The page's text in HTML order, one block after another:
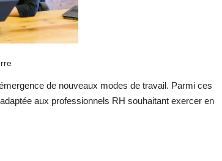
de nouveaux modes de travail. Parmi ces
aux professionnels RH souhaitant exercer en